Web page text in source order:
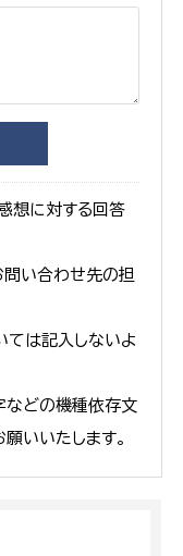
想に対する回答
問い合わせ先の担
ては記入しないよ
などの機種依存文
いいたします。